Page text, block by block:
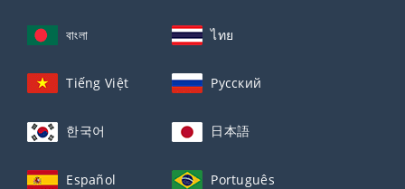
বাংলা ไทย
Tiếng Việt Русский
한국어 日本語
Español Português